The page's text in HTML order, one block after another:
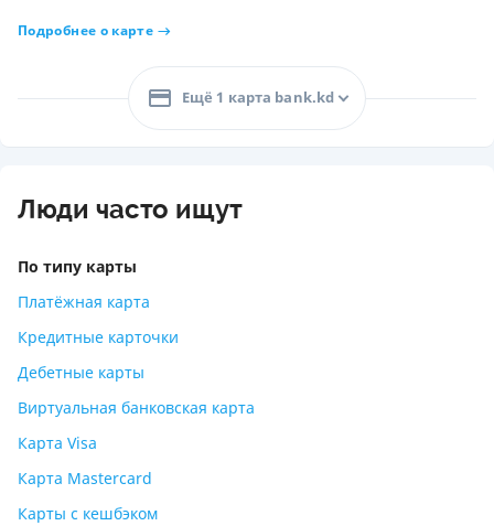
Подробнее о карте
Ещё 1 карта bank.kd
Люди часто ищут
По типу карты
Платёжная карта
Кредитные карточки
Дебетные карты
Виртуальная банковская карта
Карта Visa
Карта Mastercard
Карты с кешбэком